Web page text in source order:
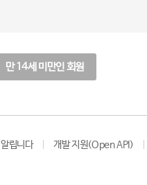
만 14세 미만인 회원
알립니다 개발 지원(Open API)